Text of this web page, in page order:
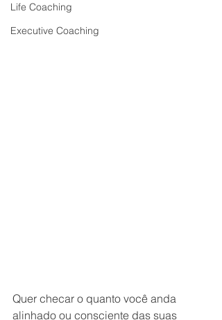
Life Coaching
Executive Coaching
Quer checar o quanto você anda
alinhado ou consciente das suas